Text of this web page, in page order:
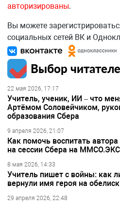
авторизированы.
Вы можете
социальных сетей ВК и
Выбор
22 мая 2026, 17:17
Учитель, ученик, ИИ – что
Артёмом Соловейчиком,
образования Сбера
9 апреля 2026, 21:07
Как помочь воспитать
на сессии Сбера на
8 мая 2026, 14:33
Учитель пишет с войны: как
вернули имя героя на обелиск
29 апреля 2026, 22:48